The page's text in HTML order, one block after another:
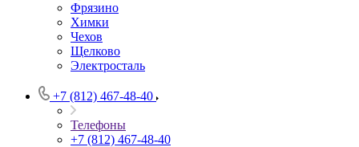
Фрязино
Химки
Чехов
Щелково
Электросталь
+7 (812) 467-48-40
Телефоны
+7 (812) 467-48-40